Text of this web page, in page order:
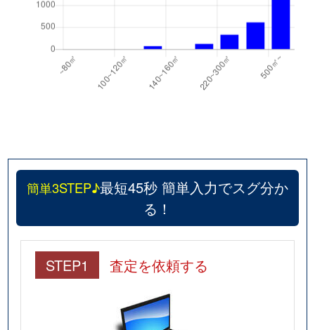
簡単3STEP♪最短45秒 簡単入力でスグ分か
る！
STEP1 査定を依頼する